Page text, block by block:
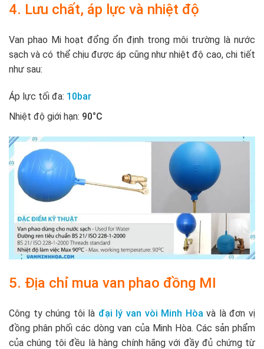
4. Lưu chất, áp lực và nhiệt độ
Van phao Mi hoạt đổng ổn định trong môi trường là nước
sạch và có thể chịu được áp cũng như nhiệt độ cao, chi tiết
như sau:
Áp lực tối đa: 10bar
Nhiệt độ giới hạn: 90°C
5. Địa chỉ mua van phao đồng MI
Công ty chúng tôi là đại lý van vòi Minh Hòa và là đơn vị
đồng phân phối các dòng van của Minh Hòa. Các sản phẩm
của chúng tôi đều là hàng chính hãng với đầy đủ chứng từ